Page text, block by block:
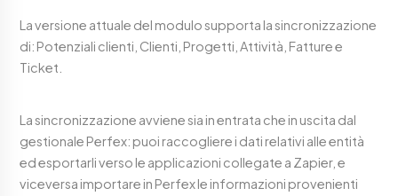
La versione attuale del modulo supporta la sincronizzazione
di: Potenziali clienti, Clienti, Progetti, Attività, Fatture e
Ticket.
La sincronizzazione avviene sia in entrata che in uscita dal
gestionale Perfex: puoi raccogliere i dati relativi alle entità
ed esportarli verso le applicazioni collegate a Zapier, e
viceversa importare in Perfex le informazioni provenienti